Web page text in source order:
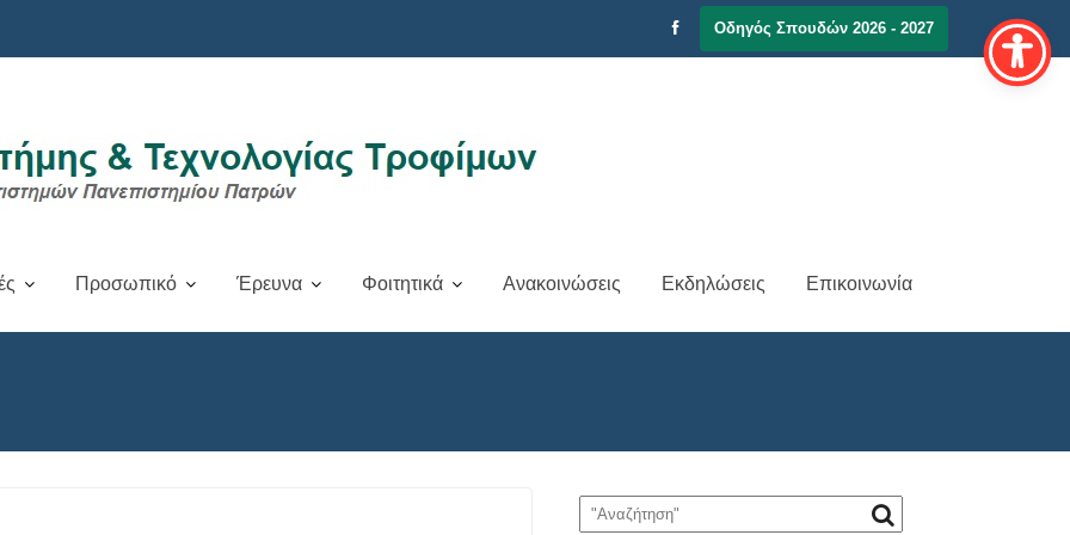
Οδηγός Σπουδών 2026 - 2027
Προσωπικό Έρευνα Φοιτητικά Ανακοινώσεις Εκδηλώσεις Επικοινωνία